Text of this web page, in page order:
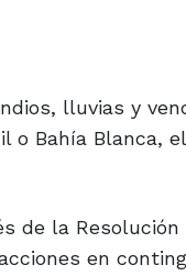
lluvias y
o Bahía Blanca,
de la
en